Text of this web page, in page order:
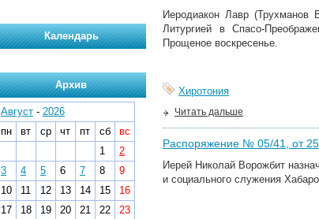
Иеродиакон Лавр (Трухманов
Литургией в Спасо-
Прощеное воскресенье.
Хиротония
Читать дальше
Распоряжение № 05/41, от
Иерей Николай Ворожбит
и социального служения
Календарь
Архив
Август - 2026
пн
вт ср чт пт сб
вс
1
2
3
4 5 6 7 8
9
10
11 12 13 14 15
16
17
18 19 20 21 22
23